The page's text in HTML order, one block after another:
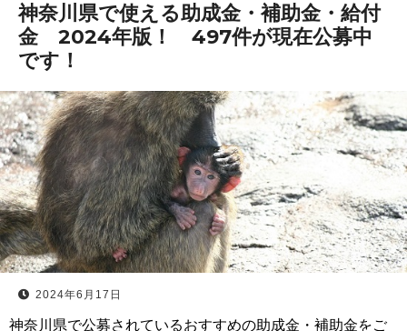
神奈川県で使える助成金・補助金・給付
金 2024年版！ 497件が現在公募中
です！
2024年6月17日
神奈川県で公募されているおすすめの助成金・補助金をご